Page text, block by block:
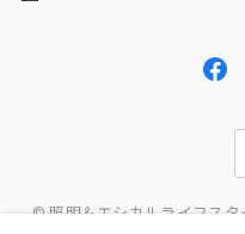
© 照明＆エシカルライフス